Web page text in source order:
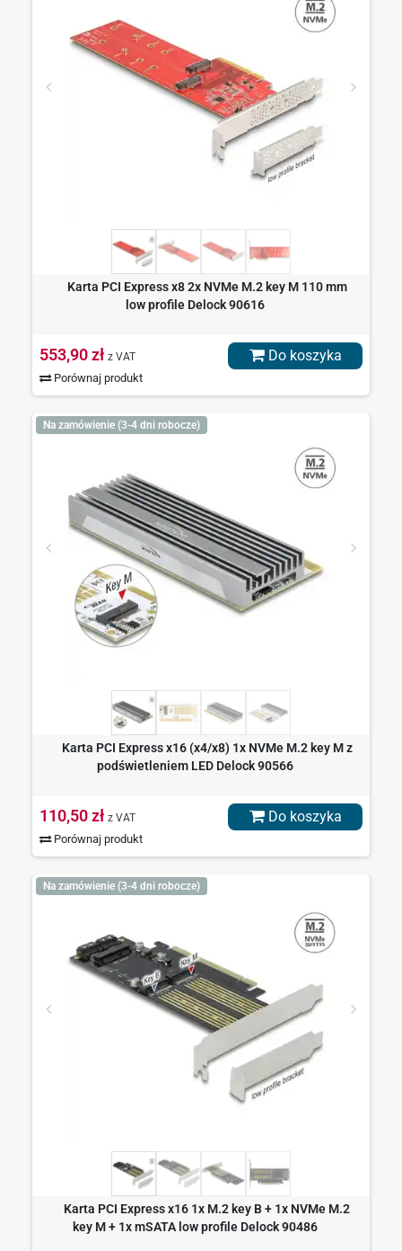
Karta PCI Express x8 2x NVMe M.2 key M 110 mm
low profile Delock 90616
553,90 zł z VAT
Porównaj produkt
Do koszyka
Na zamówienie (3-4 dni robocze)
Karta PCI Express x16 (x4/x8) 1x NVMe M.2 key M z
podświetleniem LED Delock 90566
110,50 zł z VAT
Porównaj produkt
Do koszyka
Na zamówienie (3-4 dni robocze)
Karta PCI Express x16 1x M.2 key B + 1x NVMe M.2
key M + 1x mSATA low profile Delock 90486